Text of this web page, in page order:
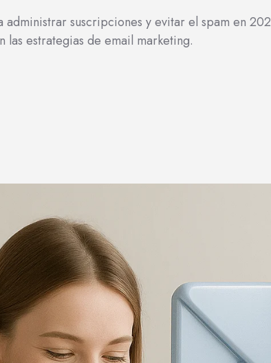
administrar suscripciones y evitar el spam en
las estrategias de email marketing.